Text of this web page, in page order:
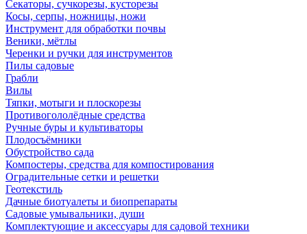
Секаторы, сучкорезы, кусторезы
Косы, серпы, ножницы, ножи
Инструмент для обработки почвы
Веники, мётлы
Черенки и ручки для инструментов
Пилы садовые
Грабли
Вилы
Тяпки, мотыги и плоскорезы
Противогололёдные средства
Ручные буры и культиваторы
Плодосъёмники
Обустройство сада
Компостеры, средства для компостирования
Оградительные сетки и решетки
Геотекстиль
Дачные биотуалеты и биопрепараты
Садовые умывальники, души
Комплектующие и аксессуары для садовой техники